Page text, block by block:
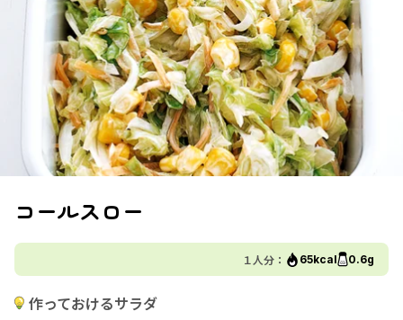
コールスロー
１人分： 65kcal 0.6g
作っておけるサラダ